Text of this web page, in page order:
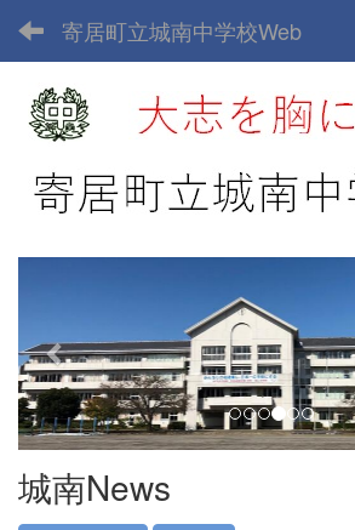
寄居町立城南中学校Web
e
v
i
o
u
s
城南News